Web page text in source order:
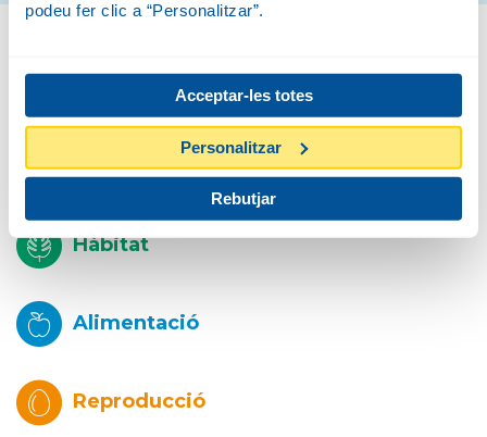
podeu fer clic a “Personalitzar”.
Acceptar-les totes
Personalitzar
Rebutjar
Biologia
Descripció
Hàbitat
Alimentació
Reproducció